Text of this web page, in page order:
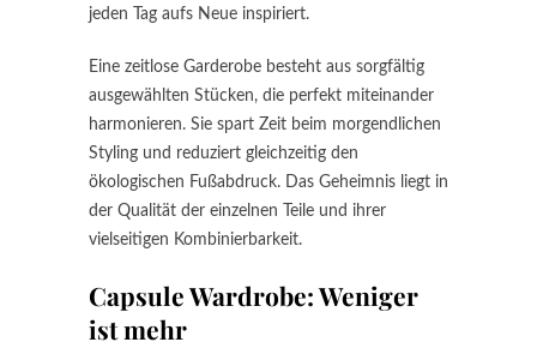
jeden Tag aufs Neue inspiriert.
Eine zeitlose Garderobe besteht aus sorgfältig
ausgewählten Stücken, die perfekt miteinander
harmonieren. Sie spart Zeit beim morgendlichen
Styling und reduziert gleichzeitig den
ökologischen Fußabdruck. Das Geheimnis liegt in
der Qualität der einzelnen Teile und ihrer
vielseitigen Kombinierbarkeit.
Capsule Wardrobe: Weniger
ist mehr